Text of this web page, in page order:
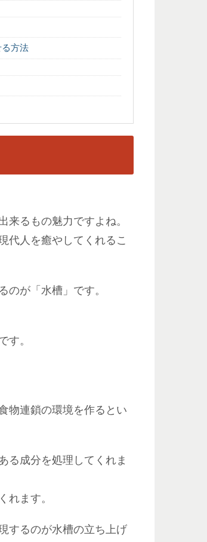
方法
来るもの魅力ですよね。
代人を癒やしてくれるこ
のが「水槽」です。
す。
物連鎖の環境を作るとい
る成分を処理してくれま
れます。
するのが水槽の立ち上げ